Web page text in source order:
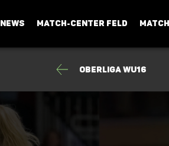
NEWS MATCH-CENTER FELD
Oberliga wU16